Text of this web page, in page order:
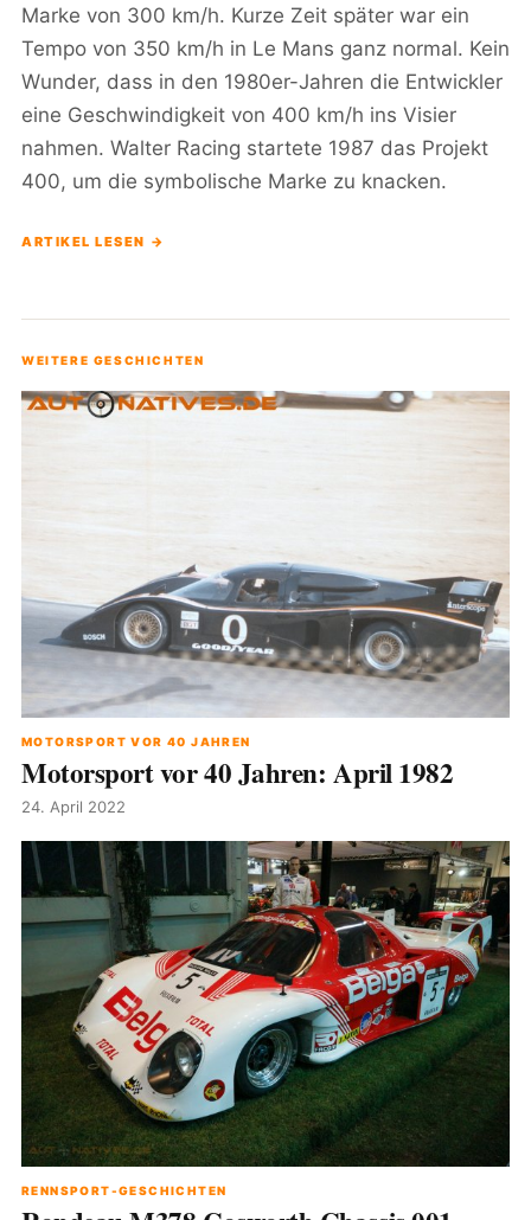
Marke von 300 km/h. Kurze Zeit später war ein
Tempo von 350 km/h in Le Mans ganz normal. Kein
Wunder, dass in den 1980er-Jahren die Entwickler
eine Geschwindigkeit von 400 km/h ins Visier
nahmen. Walter Racing startete 1987 das Projekt
400, um die symbolische Marke zu knacken.
ARTIKEL LESEN →
WEITERE GESCHICHTEN
MOTORSPORT VOR 40 JAHREN
Motorsport vor 40 Jahren: April 1982
24. April 2022
RENNSPORT-GESCHICHTEN